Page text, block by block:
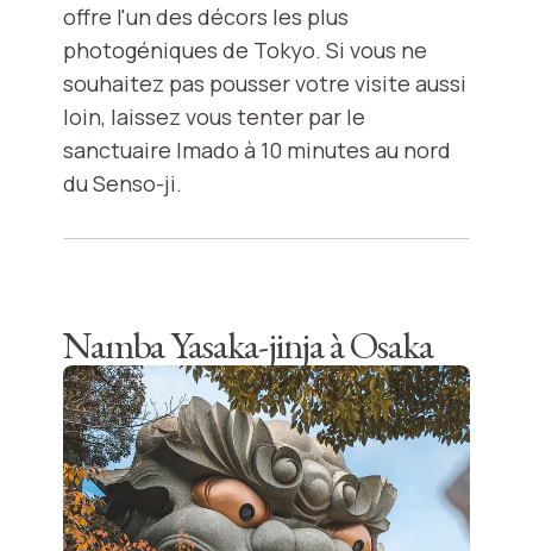
offre l'un des décors les plus
photogéniques de Tokyo. Si vous ne
souhaitez pas pousser votre visite aussi
loin, laissez vous tenter par le
sanctuaire Imado à 10 minutes au nord
du Senso-ji.
Namba Yasaka-jinja à Osaka